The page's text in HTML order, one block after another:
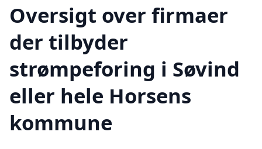
Oversigt over firmaer
der tilbyder
strømpeforing i Søvind
eller hele Horsens
kommune